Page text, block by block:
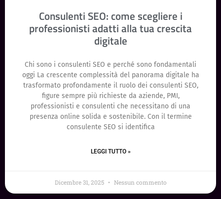
Consulenti SEO: come scegliere i
professionisti adatti alla tua crescita
digitale
Chi sono i consulenti SEO e perché sono fondamentali
oggi La crescente complessità del panorama digitale ha
trasformato profondamente il ruolo dei consulenti SEO,
figure sempre più richieste da aziende, PMI,
professionisti e consulenti che necessitano di una
presenza online solida e sostenibile. Con il termine
consulente SEO si identifica
LEGGI TUTTO »
Dicembre 31, 2025 Nessun commento